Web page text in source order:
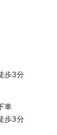
歩3分
車
歩3分